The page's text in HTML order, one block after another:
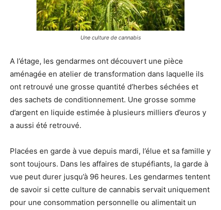
Une culture de cannabis
A l’étage, les gendarmes ont découvert une pièce
aménagée en atelier de transformation dans laquelle ils
ont retrouvé une grosse quantité d’herbes séchées et
des sachets de conditionnement. Une grosse somme
d’argent en liquide estimée à plusieurs milliers d’euros y
a aussi été retrouvé.
Placées en garde à vue depuis mardi, l’élue et sa famille y
sont toujours. Dans les affaires de stupéfiants, la garde à
vue peut durer jusqu’à 96 heures. Les gendarmes tentent
de savoir si cette culture de cannabis servait uniquement
pour une consommation personnelle ou alimentait un